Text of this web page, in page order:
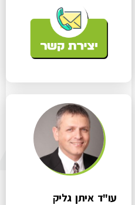
עו"ד איתן גליק